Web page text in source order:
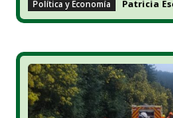
Política y Economía Patricia